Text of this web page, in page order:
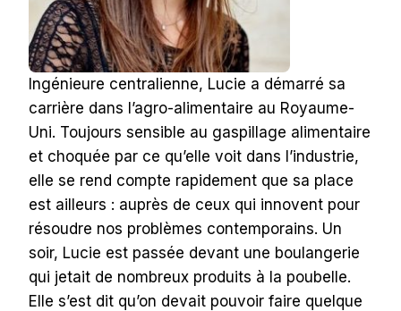
Ingénieure centralienne, Lucie a démarré sa
carrière dans l’agro-alimentaire au Royaume-
Uni. Toujours sensible au gaspillage alimentaire
et choquée par ce qu’elle voit dans l’industrie,
elle se rend compte rapidement que sa place
est ailleurs : auprès de ceux qui innovent pour
résoudre nos problèmes contemporains. Un
soir, Lucie est passée devant une boulangerie
qui jetait de nombreux produits à la poubelle.
Elle s’est dit qu’on devait pouvoir faire quelque